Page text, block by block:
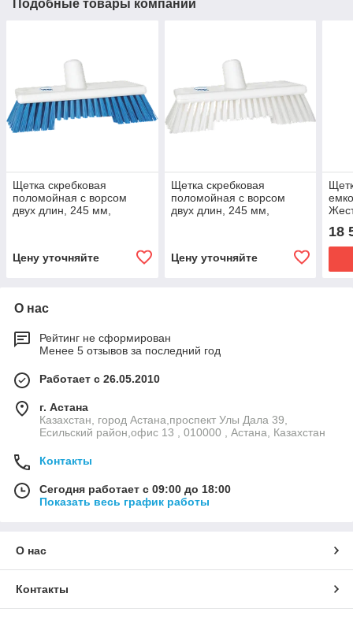
Подобные товары компании
Щетка скребковая
поломойная с ворсом
двух длин, 245 мм,
Цену уточняйте
Щетка скребковая
поломойная с ворсом
двух длин, 245 мм,
Цену уточняйте
18
О нас
Рейтинг не сформирован
Менее 5 отзывов за последний год
Работает с 26.05.2010
г. Астана
Казахстан, город Астана,проспект Улы Дала 39,
Есильский район,офис 13 , 010000 , Астана, Казахстан
Контакты
Сегодня работает с 09:00 до 18:00
Показать весь график работы
О нас
Контакты